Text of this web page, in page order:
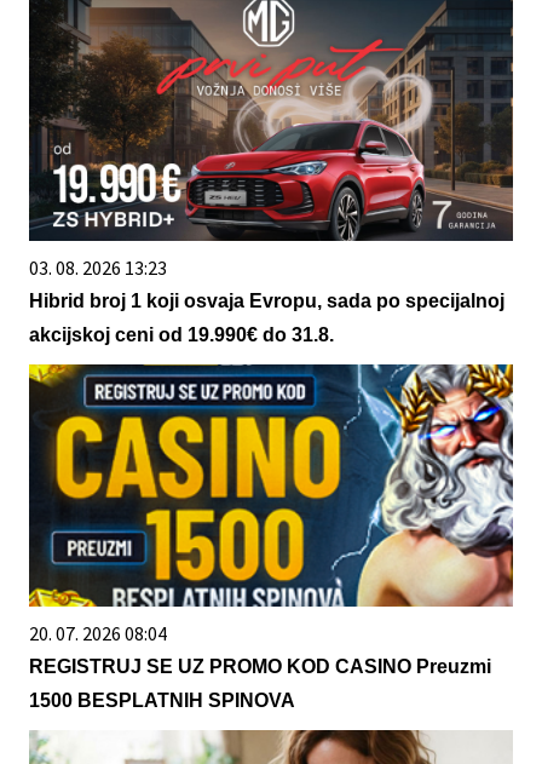
03. 08. 2026 13:23
Hibrid broj 1 koji osvaja Evropu, sada po specijalnoj
akcijskoj ceni od 19.990€ do 31.8.
20. 07. 2026 08:04
REGISTRUJ SE UZ PROMO KOD CASINO Preuzmi
1500 BESPLATNIH SPINOVA